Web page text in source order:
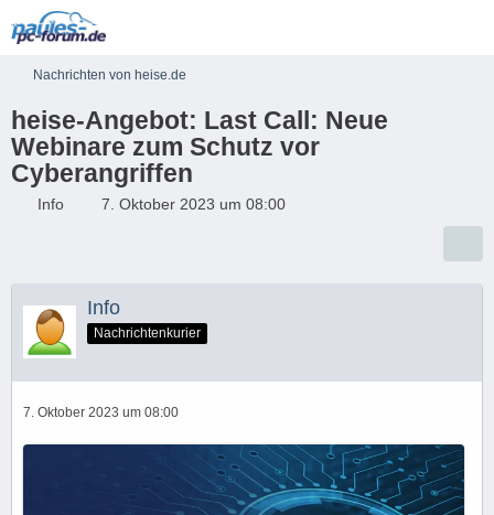
Nachrichten von heise.de
heise-Angebot: Last Call: Neue
Webinare zum Schutz vor
Cyberangriffen
Info 7. Oktober 2023 um 08:00
Info
Nachrichtenkurier
7. Oktober 2023 um 08:00